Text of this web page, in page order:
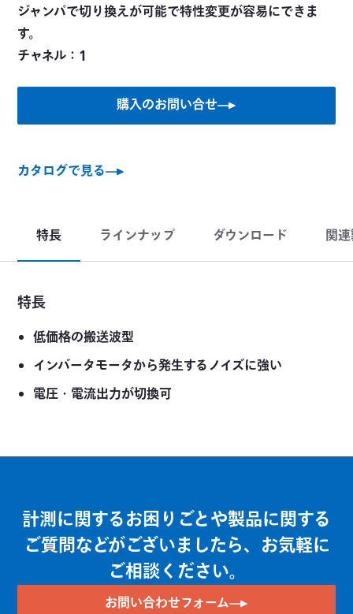
ジャンパで切り換えが可能で特性変更が容易にできま
す。
チャネル：1
購入のお問い合せ
カタログで見る
特長 ラインナップ ダウンロード 関
特長
低価格の搬送波型
インバータモータから発生するノイズに強い
電圧・電流出力が切換可
計測に関するお困りごとや製品に関する
ご質問などがございましたら、お気軽に
ご相談ください。
お問い合わせフォーム